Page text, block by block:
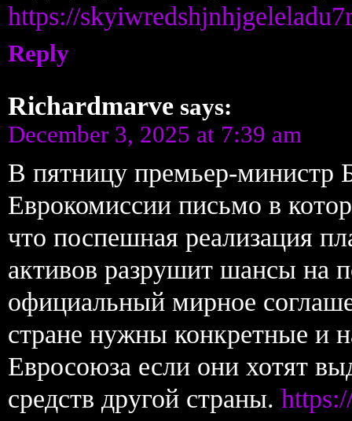
https://
Reply
Richardmarve says:
December 3, 2025 at 7:39 am
В пятницу премьер-министр
Еврокомиссии письмо в
что поспешная реализация
активов разрушит шансы на
официальный мирное
стране нужны конкретные и
Евросоюза если они хотят
средств другой страны.